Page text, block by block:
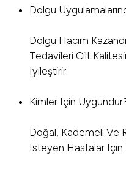
Dolgu
Dolgu Hacim
Tedavileri Cilt
Iyileştirir.
Kimler Için
Doğal, Kademeli Ve
Isteyen Hastalar Için